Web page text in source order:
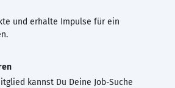
und erhalte Impulse für ein
kannst Du Deine Job-Suche